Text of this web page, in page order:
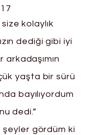
kolaylık
dediği gibi iyi
arkadaşımın
yaşta bir sürü
bayılıyordum
dedi.”
gördüm ki